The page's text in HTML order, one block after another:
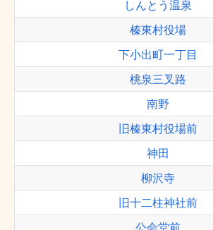
しんとう温泉
榛東村役場
下小出町一丁目
桃泉三叉路
南野
旧榛東村役場前
神田
柳沢寺
旧十二柱神社前
公会堂前